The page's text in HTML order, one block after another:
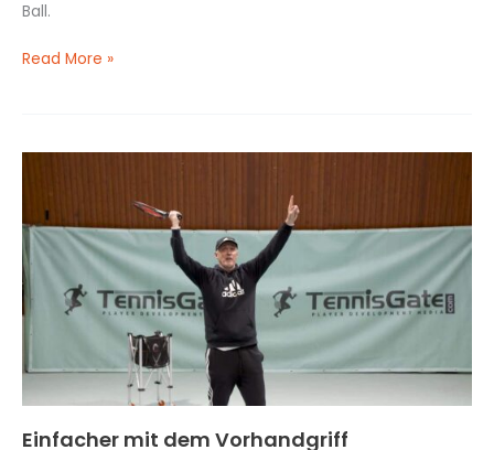
Ball.
Read More »
Einfacher mit dem Vorhandgriff
dem
Vorhandgriff